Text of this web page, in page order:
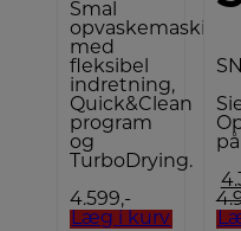
Smal
opvaskemaskine
med
fleksibel
indretning,
Quick&Clean
program
og
TurboDrying.
4.599,-
Læg i kurv